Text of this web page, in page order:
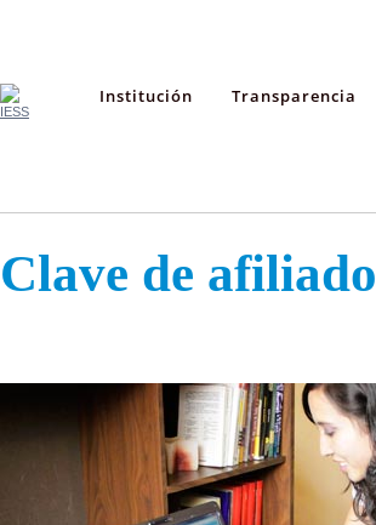
Institución Transparencia
Clave de afiliado